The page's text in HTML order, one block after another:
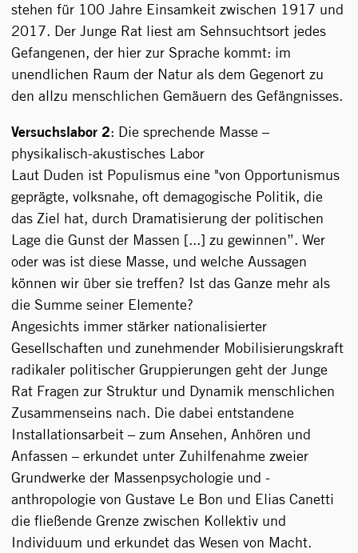
stehen für 100 Jahre Einsamkeit zwischen 1917 und
2017. Der Junge Rat liest am Sehnsuchtsort jedes
Gefangenen, der hier zur Sprache kommt: im
unendlichen Raum der Natur als dem Gegenort zu
den allzu menschlichen Gemäuern des Gefängnisses.
Versuchslabor 2: Die sprechende Masse –
physikalisch-akustisches Labor
Laut Duden ist Populismus eine "von Opportunismus
geprägte, volksnahe, oft demagogische Politik, die
das Ziel hat, durch Dramatisierung der politischen
Lage die Gunst der Massen [...] zu gewinnen”. Wer
oder was ist diese Masse, und welche Aussagen
können wir über sie treffen? Ist das Ganze mehr als
die Summe seiner Elemente?
Angesichts immer stärker nationalisierter
Gesellschaften und zunehmender Mobilisierungskraft
radikaler politischer Gruppierungen geht der Junge
Rat Fragen zur Struktur und Dynamik menschlichen
Zusammenseins nach. Die dabei entstandene
Installationsarbeit – zum Ansehen, Anhören und
Anfassen – erkundet unter Zuhilfenahme zweier
Grundwerke der Massenpsychologie und -
anthropologie von Gustave Le Bon und Elias Canetti
die fließende Grenze zwischen Kollektiv und
Individuum und erkundet das Wesen von Macht.